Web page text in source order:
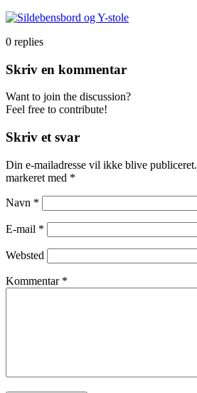
0 replies
Skriv en kommentar
Want to join the discussion?
Feel free to contribute!
Skriv et svar
Din e-mailadresse vil ikke blive publiceret.
markeret med *
Navn *
E-mail *
Websted
Kommentar *